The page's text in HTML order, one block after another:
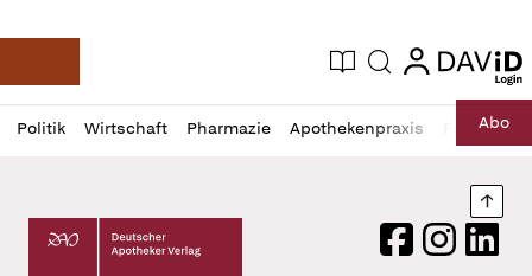
Deutsche Apotheker Zeitung
Aktuelle Ausgabe
Suche login
login
Politik Wirtschaft Pharmazie Apothekenpraxis RechtAbo
Profil
öffnen
Daz
Pur
Deutscher Apotheker Verlag Logo
FacebookInstagram